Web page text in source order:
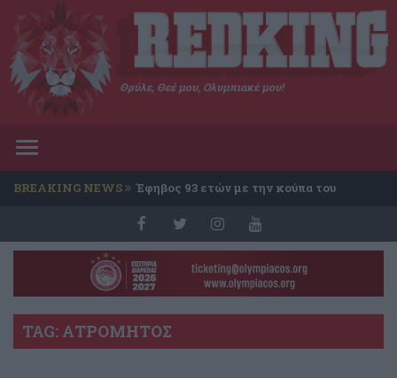
Θρύλε, Θεέ μου, Ολυμπιακέ μου!
Toggle
BREAKING NEWS Έφηβος 93 ετών με την κούπα του
TAG: ΑΤΡΟΜΗΤΟΣ